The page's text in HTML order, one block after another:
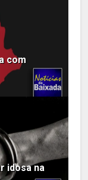
com
idosa na